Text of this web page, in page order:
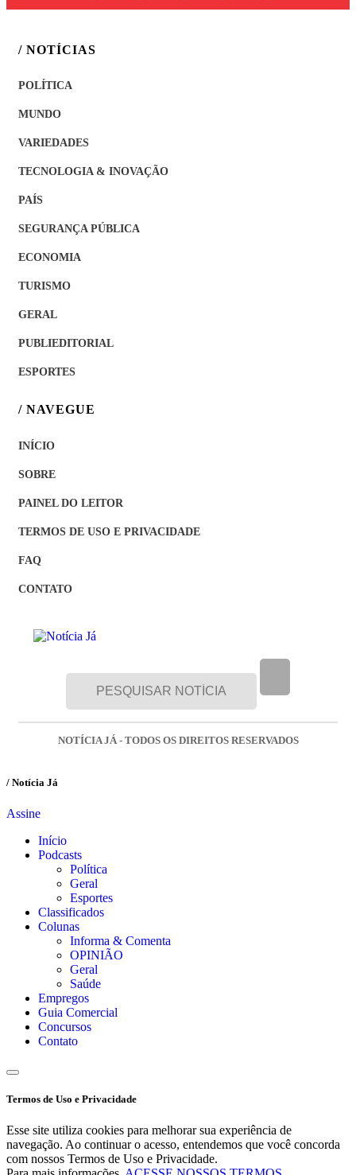
/ NOTÍCIAS
POLÍTICA
MUNDO
VARIEDADES
TECNOLOGIA & INOVAÇÃO
PAÍS
SEGURANÇA PÚBLICA
ECONOMIA
TURISMO
GERAL
PUBLIEDITORIAL
ESPORTES
/ NAVEGUE
INÍCIO
SOBRE
PAINEL DO LEITOR
TERMOS DE USO E PRIVACIDADE
FAQ
CONTATO
NOTÍCIA JÁ - TODOS OS DIREITOS RESERVADOS
/ Notícia Já
Assine
Início
Podcasts
Política
Geral
Esportes
Classificados
Colunas
Informa & Comenta
OPINIÃO
Geral
Saúde
Empregos
Guia Comercial
Concursos
Contato
Termos de Uso e Privacidade
Esse site utiliza cookies para melhorar sua experiência de
navegação. Ao continuar o acesso, entendemos que você concorda
com nossos Termos de Uso e Privacidade.